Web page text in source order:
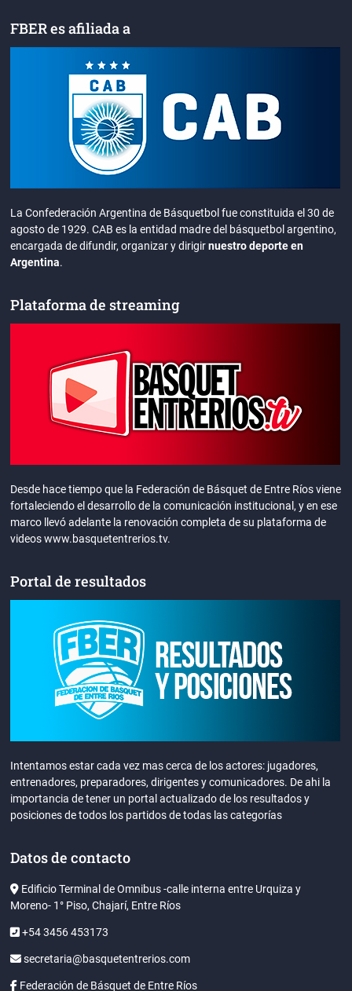
FBER es afiliada a
La Confederación Argentina de Básquetbol fue constituida el 30 de
agosto de 1929. CAB es la entidad madre del básquetbol argentino,
encargada de difundir, organizar y dirigirnuestro deporte en
Argentina.
Plataforma de streaming
Desde hace tiempo que la Federación de Básquet de Entre Ríos viene
fortaleciendo el desarrollo de la comunicación institucional, y en ese
marco llevó adelante la renovación completa de su plataforma de
videos www.basquetentrerios.tv.
Portal de resultados
Intentamos estar cada vez mas cerca de los actores: jugadores,
entrenadores, preparadores, dirigentes y comunicadores. De ahi la
importancia de tener un portal actualizado de los resultados y
posiciones de todos los partidos de todas las categorías
Datos de contacto
Edificio Terminal de Omnibus -calle interna entre Urquiza y
Moreno- 1° Piso, Chajarí, Entre Ríos
+54 3456 453173
secretaria@basquetentrerios.com
Federación de Básquet de Entre Ríos